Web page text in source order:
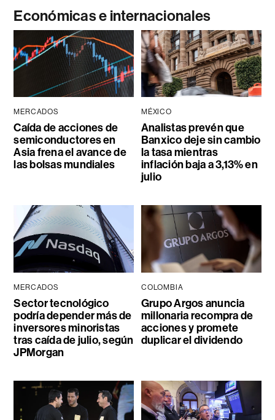
Económicas e internacionales
MERCADOS
Caída de acciones de
semiconductores en
Asia frena el avance de
las bolsas mundiales
MÉXICO
Analistas prevén que
Banxico deje sin cambio
la tasa mientras
inflación baja a 3,13% en
julio
MERCADOS
Sector tecnológico
podría depender más de
inversores minoristas
tras caída de julio, según
JPMorgan
COLOMBIA
Grupo Argos anuncia
millonaria recompra de
acciones y promete
duplicar el dividendo